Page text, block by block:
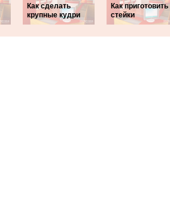
Как сделать
крупные кудри
Как приготовить
стейки